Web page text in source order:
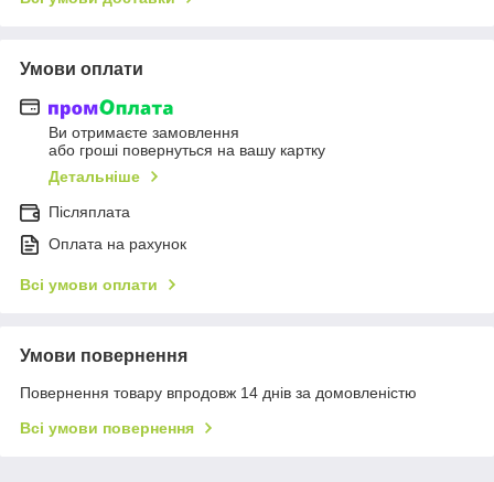
Умови оплати
Ви отримаєте замовлення
або гроші повернуться на вашу картку
Детальніше
Післяплата
Оплата на рахунок
Всі умови оплати
Умови повернення
Повернення товару впродовж 14 днів за домовленістю
Всі умови повернення